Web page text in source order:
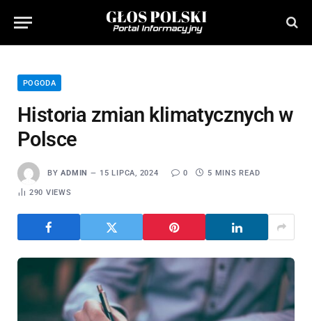
POGODA
Historia zmian klimatycznych w
Polsce
BY ADMIN 15 LIPCA, 2024 0 5 MINS READ
290 VIEWS